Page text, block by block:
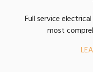
Full service
most